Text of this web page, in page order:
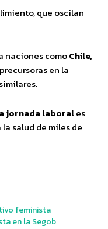
que oscilan
naciones comoChile,
en la
jornada laborales
salud de miles de
feminista
en la Segob